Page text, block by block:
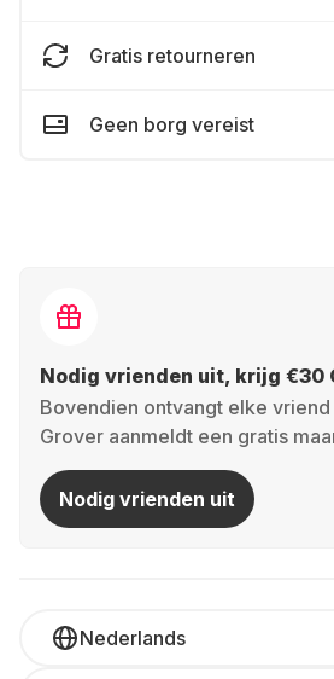
Gratis retourneren
Geen borg vereist
Nodig vrienden uit, krijg €30
Bovendien ontvangt elke
Grover aanmeldt een gratis
Nodig vrienden uit
Nederlands